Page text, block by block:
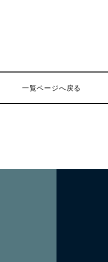
一覧ページへ戻る